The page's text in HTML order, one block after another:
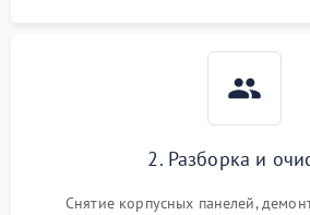
2. Разборка и
Снятие корпусных панелей,